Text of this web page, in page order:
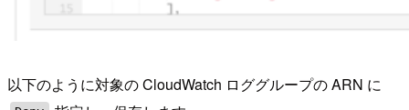
以下のように対象の CloudWatch ロググループの ARN に